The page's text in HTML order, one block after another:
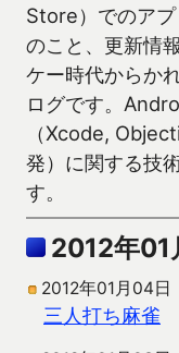
Store）でのア
のこと、更新情
ケー時代からか
ログです。
（Xcode,
発）に関する技
す。
2012年01
2012年01月04日
三人打ち麻雀